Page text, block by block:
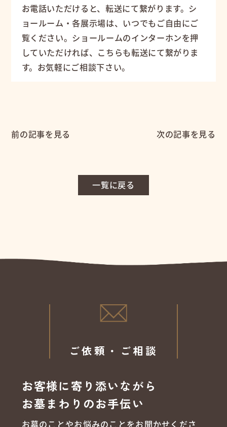
お電話いただけると、転送にて繋がります。シ
ョールーム・各展示場は、いつでもご自由にご
覧ください。ショールームのインターホンを押
していただければ、こちらも転送にて繋がりま
す。お気軽にご相談下さい。
前の記事を見る
一覧に戻る
次の記事を見る
ご依頼・ご相談
お客様に寄り添いながら
お墓まわりのお手伝い
お墓のことやお悩みのことをお聞かせくださ